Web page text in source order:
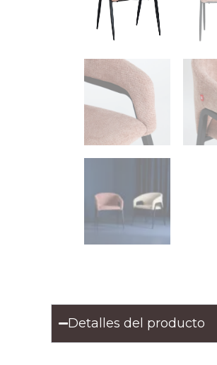
Detalles del producto